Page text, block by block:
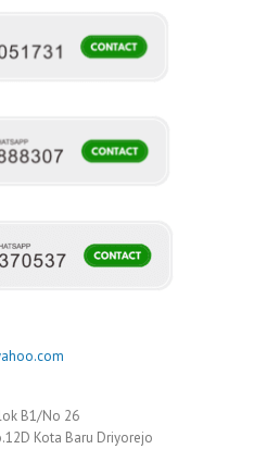
B1/No 26
Kota Baru Driyorejo